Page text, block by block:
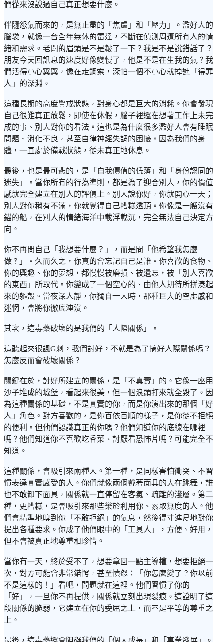
們從來沒說過自己真正想要什麼。
伴隨怨氣而來的，是無止盡的「焦慮」和「壓力」。濫好人的
腦袋，就像一台全年無休的雷達，不斷在偵測周遭所有人的情
緒和需求。老闆的眉頭是不是皺了一下？我是不是說錯話了？
朋友今天回訊息的速度好像變慢了，他是不是在生我的氣？我
們活得小心翼翼，像在走鋼索，深怕一個不小心就掉進「得罪
人」的深淵。
這種長期的高度警戒狀態，對身心都是巨大的消耗。你會發現
自己很難真正放鬆，即使在休假，腦子裡還在想著工作上未完
成的事、別人對你的看法。這也是為什麼很多濫好人會有睡眠
問題、消化不良，甚至自律神經失調的困擾。因為我們的身
體，一直處於備戰狀態，從未真正地休息。
最後，也是最可悲的，是「自我價值的低落」和「身份認同的
迷失」。當你所有的行為準則，都是為了迎合別人，你的價值
感就完全建立在別人的評價上。別人說你好，你就開心一天；
別人對你稍有不滿，你就覺得自己糟糕透頂。你像是一艘沒有
錨的船，在別人的情緒海洋中載浮載沉，完全無法自己決定方
向。
你不再問自己「我想要什麼？」，而是問「他希望我怎麼
做？」。久而久之，你真的會忘記自己是誰。你喜歡的食物、
你的興趣、你的夢想，都慢慢被磨損、被遺忘，被「別人喜歡
的東西」所取代。你變成了一個空心的、由他人期待所拼湊起
來的軀殼。當夜深人靜，你獨自一人時，那種巨大的空虛感和
迷惘，會將你徹底淹沒。
其次，這毒藥破壞的是我們的「人際關係」。
這聽起來很諷G刺，我們討好，不就是為了搞好人際關係嗎？
怎麼反而會破壞關係？
關鍵在於，討好所建立的關係，是「不真實」的。它像一座用
沙子堆成的城堡，看起來很美，但一個浪頭打來就全毀了。因
為這種關係的基礎，不是真實的你，而是你演出來的那個「好
人」角色。對方喜歡的，是你百依百順的樣子，是你從不拒絕
的便利。但他們認識真正的你嗎？他們知道你的底線在哪裡
嗎？他們知道你不喜歡吃香菜、討厭看恐怖片嗎？可能完全不
知道。
這種關係，會吸引來兩種人。第一種，是同樣害怕衝突、不習
慣表達真實感受的人。你們就像兩個戴著面具的人在跳舞，誰
也不敢卸下面具，關係就一直停留在客氣、疏離的淺層。第二
種，更糟糕，是會吸引來那些樂於利用你、索取無度的人。他
們會精準地嗅到你「不敢拒絕」的氣息，然後得寸進尺地對你
提出各種要求。你成了他們眼中的「工具人」，方便、好用，
但不會被真正地尊重和珍惜。
當你有一天，終於受不了，想要拿回一點主導權，想要拒絕一
次，對方可能會非常錯愕，甚至憤怒：「你怎麼變了？你以前
不是這樣的！」看吧，問題就在這裡。他們習慣了你的
「好」，一旦你不再提供，關係就立刻出現裂痕。這證明了這
段關係的脆弱，它建立在你的委屈之上，而不是平等的尊重之
上。